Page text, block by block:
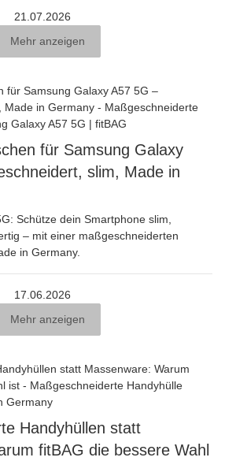
21.07.2026
Mehr anzeigen
für Samsung Galaxy
slim, Made in
Schütze dein Smartphone slim,
– mit einer maßgeschneiderten
in Germany.
17.06.2026
Mehr anzeigen
Handyhüllen statt
fitBAG die bessere Wahl